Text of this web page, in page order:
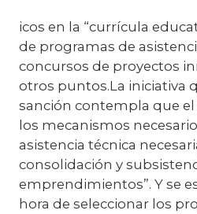
icos en la “currícula
de programas de
concursos de proyectos
otros puntos.La iniciativa
sanción contempla que el
los mecanismos
asistencia técnica
consolidación y
emprendimientos”. Y se
hora de seleccionar los